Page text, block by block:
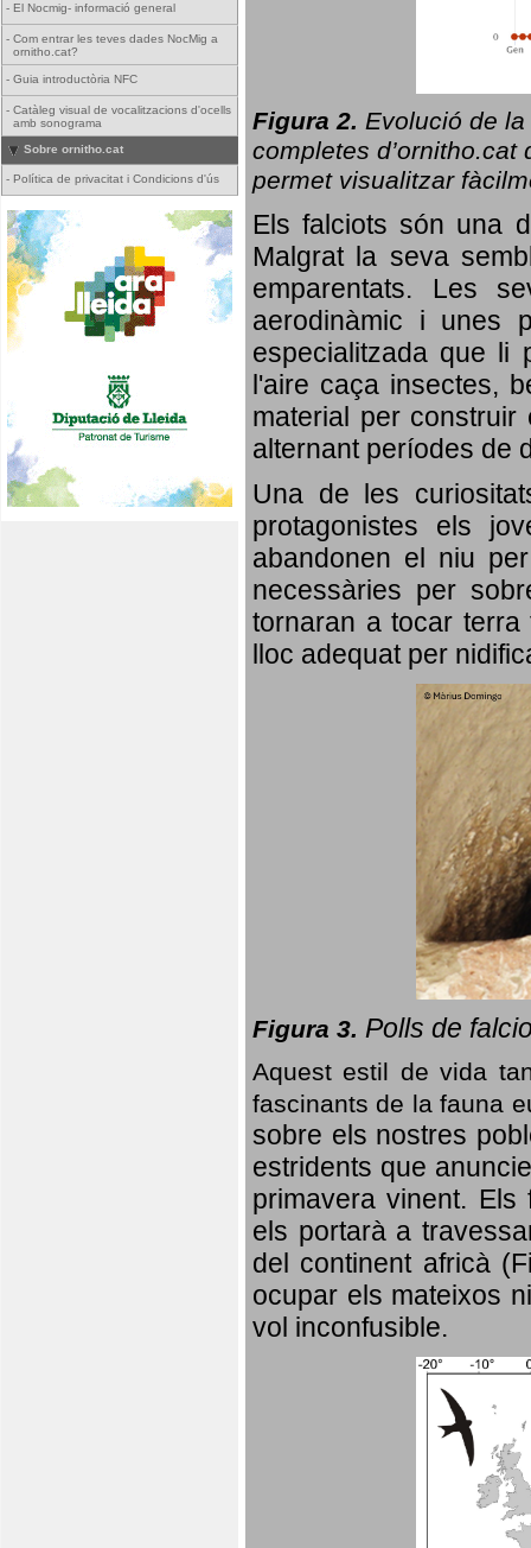
- El Nocmig- informació general
- Com entrar les teves dades NocMig a
ornitho.cat?
- Guia introductòria NFC
- Catàleg visual de vocalitzacions d'ocells
amb sonograma
Sobre ornitho.cat
- Política de privacitat i Condicions d'ús
Figura 2. Evolució de la
completes d’ornitho.cat
permet visualitzar
Els falciots són una
Malgrat la seva
emparentats. Les
aerodinàmic i unes
especialitzada que li
l'aire caça insectes,
material per
alternant períodes de
Una de les
protagonistes els
abandonen el niu
necessàries per
tornaran a tocar
lloc adequat per
Figura 3. Polls de
Aquest estil de vida
fascinants de la fauna
sobre els nostres
estridents que
primavera vinent. Els
els portarà a
del continent africà
ocupar els mateixos
vol inconfusible.